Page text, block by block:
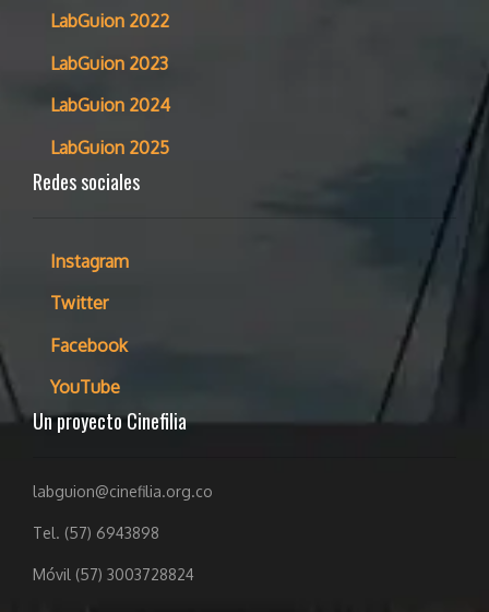
LabGuion 2022
LabGuion 2023
LabGuion 2024
LabGuion 2025
Redes sociales
Instagram
Twitter
Facebook
YouTube
Un proyecto Cinefilia
labguion@cinefilia.org.co
Tel. (57) 6943898
Móvil (57) 3003728824